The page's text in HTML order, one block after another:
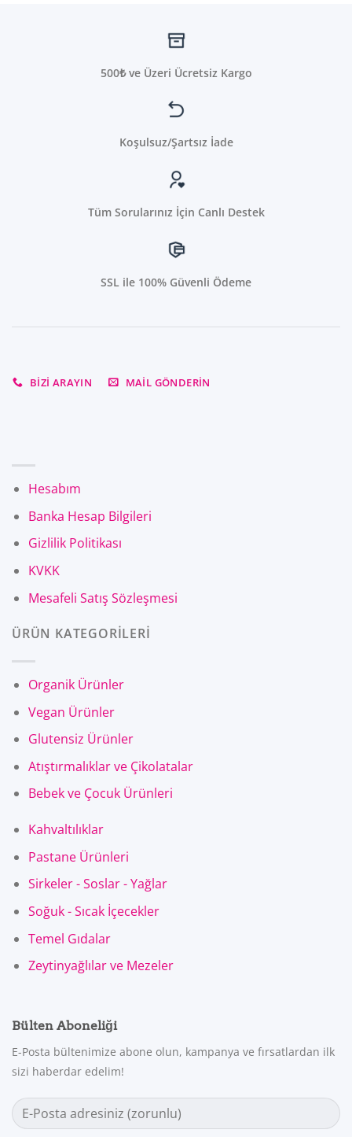
500₺ ve Üzeri Ücretsiz Kargo
Koşulsuz/Şartsız İade
Tüm Sorularınız İçin Canlı Destek
SSL ile 100% Güvenli Ödeme
BIZI ARAYIN MAIL GÖNDERIN
Hesabım
Banka Hesap Bilgileri
Gizlilik Politikası
KVKK
Mesafeli Satış Sözleşmesi
ÜRÜN KATEGORİLERİ
Organik Ürünler
Vegan Ürünler
Glutensiz Ürünler
Atıştırmalıklar ve Çikolatalar
Bebek ve Çocuk Ürünleri
Kahvaltılıklar
Pastane Ürünleri
Sirkeler - Soslar - Yağlar
Soğuk - Sıcak İçecekler
Temel Gıdalar
Zeytinyağlılar ve Mezeler
Bülten Aboneliği
E-Posta bültenimize abone olun, kampanya ve fırsatlardan ilk
sizi haberdar edelim!